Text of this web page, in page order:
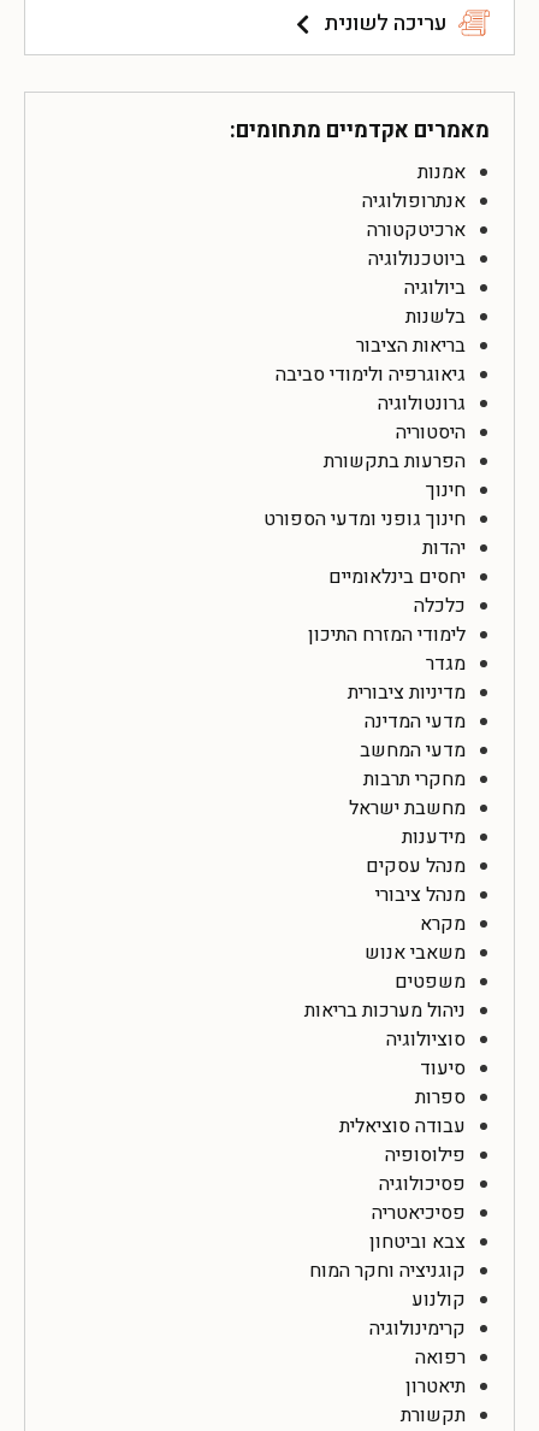
עריכה לשונית
מאמרים אקדמיים מתחומים:
אמנות
אנתרופולוגיה
ארכיטקטורה
ביוטכנולוגיה
ביולוגיה
בלשנות
בריאות הציבור
גיאוגרפיה ולימודי סביבה
גרונטולוגיה
היסטוריה
הפרעות בתקשורת
חינוך
חינוך גופני ומדעי הספורט
יהדות
יחסים בינלאומיים
כלכלה
לימודי המזרח התיכון
מגדר
מדיניות ציבורית
מדעי המדינה
מדעי המחשב
מחקרי תרבות
מחשבת ישראל
מידענות
מנהל עסקים
מנהל ציבורי
מקרא
משאבי אנוש
משפטים
ניהול מערכות בריאות
סוציולוגיה
סיעוד
ספרות
עבודה סוציאלית
פילוסופיה
פסיכולוגיה
פסיכיאטריה
צבא וביטחון
קוגניציה וחקר המוח
קולנוע
קרימינולוגיה
רפואה
תיאטרון
תקשורת